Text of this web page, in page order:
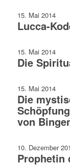
15. Mai 2014
Lucca-
15. Mai 2014
Die
15. Mai 2014
Die
von
10. Dezember
Prophetin